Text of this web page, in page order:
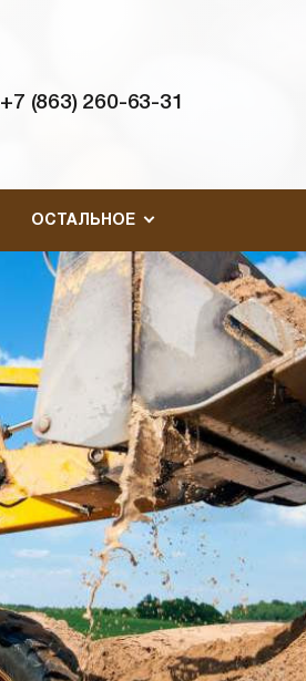
+7 (863) 260-63-31
ОСТАЛЬНОЕ